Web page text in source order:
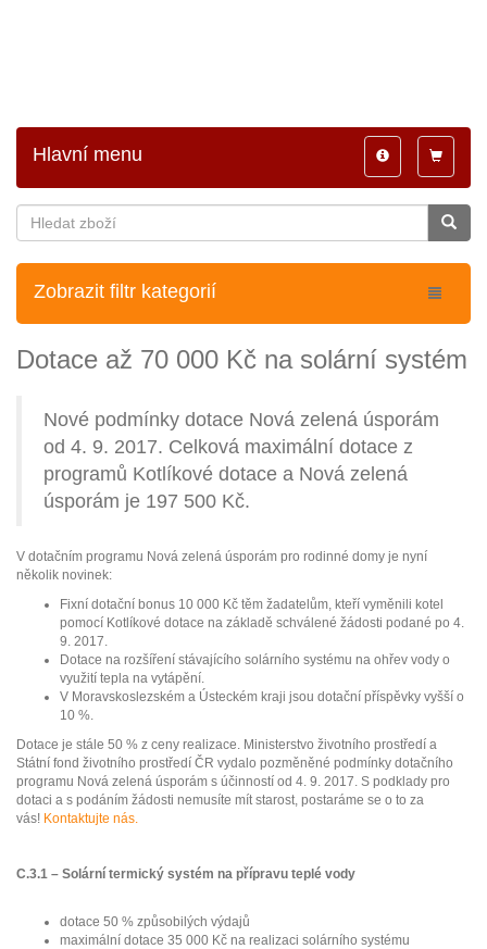
Toggle
Toggle
navigation
Hlavní menu
Zobrazit filtr kategorií
Dotace až 70 000 Kč na solární systém
Nové podmínky dotace Nová zelená úsporám
od 4. 9. 2017. Celková maximální dotace z
programů Kotlíkové dotace a Nová zelená
úsporám je 197 500 Kč.
V dotačním programu Nová zelená úsporám pro rodinné domy je nyní
několik novinek:
Fixní dotační bonus 10 000 Kč těm žadatelům, kteří vyměnili kotel
pomocí Kotlíkové dotace na základě schválené žádosti podané po 4.
9. 2017.
Dotace na rozšíření stávajícího solárního systému na ohřev vody o
využití tepla na vytápění.
V Moravskoslezském a Ústeckém kraji jsou dotační příspěvky vyšší o
10 %.
Dotace je stále 50 % z ceny realizace. Ministerstvo životního prostředí a
Státní fond životního prostředí ČR vydalo pozměněné podmínky dotačního
programu Nová zelená úsporám s účinností od 4. 9. 2017. S podklady pro
dotaci a s podáním žádosti nemusíte mít starost, postaráme se o to za
vás! Kontaktujte nás.
C.3.1 – Solární termický systém na přípravu teplé vody
dotace 50 % způsobilých výdajů
maximální dotace 35 000 Kč na realizaci solárního systému